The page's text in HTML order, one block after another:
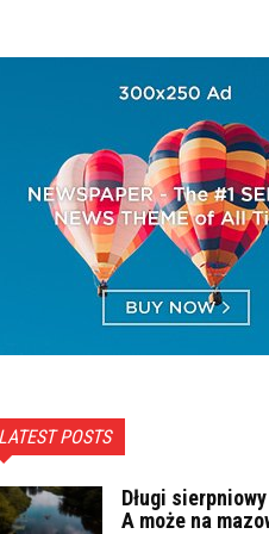
POSTS
Długi
A może na